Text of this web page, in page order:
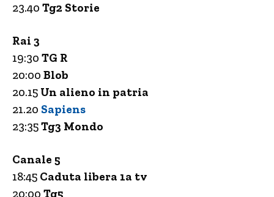
23.40 Tg2 Storie
Rai 3
19:30 TG R
20:00 Blob
20.15 Un alieno in patria
21.20 Sapiens
23:35Tg3 Mondo
Canale 5
18:45 Caduta libera 1a tv
20:00 Tg5